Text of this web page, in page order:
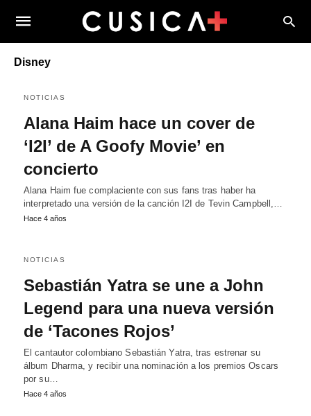
Disney
NOTICIAS
Alana Haim hace un cover de
‘I2I’ de A Goofy Movie’ en
concierto
Alana Haim fue complaciente con sus fans tras haber ha
interpretado una versión de la canción I2I de Tevin Campbell,…
Hace 4 años
NOTICIAS
Sebastián Yatra se une a John
Legend para una nueva versión
de ‘Tacones Rojos’
El cantautor colombiano Sebastián Yatra, tras estrenar su
álbum Dharma, y recibir una nominación a los premios Oscars
por su…
Hace 4 años